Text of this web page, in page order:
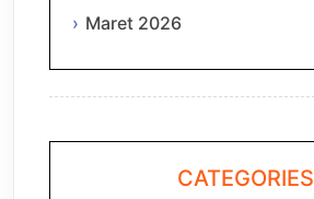
Maret 2026
CATEGORIES